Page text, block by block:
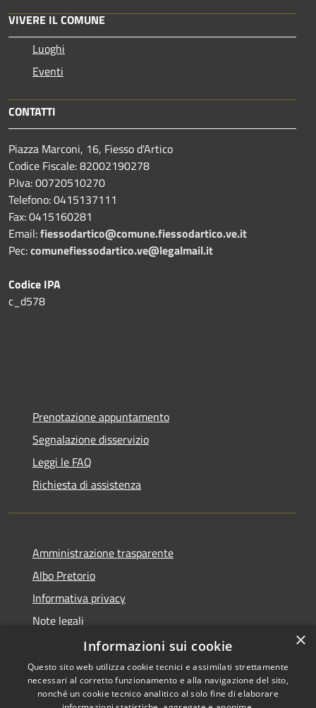
VIVERE IL COMUNE
Luoghi
Eventi
CONTATTI
Piazza Marconi, 16, Fiesso d'Artico
Codice Fiscale: 82002190278
P.Iva: 00720510270
Telefono:0415137111
Fax:0415160281
Email:fiessodartico@comune.fiessodartico.ve.it
Pec:comunefiessodartico.ve@legalmail.it
Codice IPA
c_d578
Prenotazione appuntamento
Segnalazione disservizio
Leggi le FAQ
Richiesta di assistenza
Amministrazione trasparente
Albo Pretorio
Informativa privacy
Note legali
Dichiarazione di accessibilità
×
Informazioni sui cookie
Questo sito web utilizza cookie tecnici e assimilati strettamente
necessari al corretto funzionamento e alla navigazione del sito,
nonché un cookie tecnico analitico al solo fine di elaborare